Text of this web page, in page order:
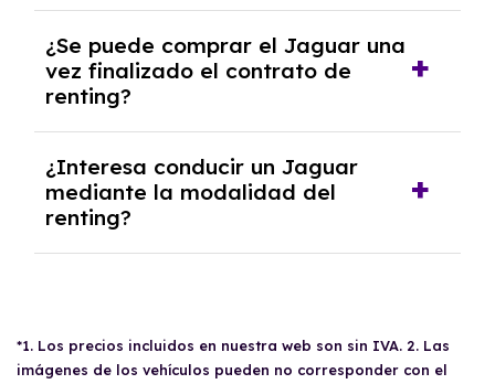
mejores ofertas de vehículos de renting con
todos los gastos incluidos y sin pagar
entradas.
¿Se puede comprar el Jaguar una
vez finalizado el contrato de
renting?
renting se puede adquirir el coche. En este
caso tendrán que analizar los años, la
cantidad de kilómetros recorridos y el coste
del mercado actual.
¿Interesa conducir un Jaguar
mediante la modalidad del
renting?
gusta cambiar de coche cada pocos años.
*1. Los precios incluidos en nuestra web son sin IVA. 2. Las
imágenes de los vehículos pueden no corresponder con el